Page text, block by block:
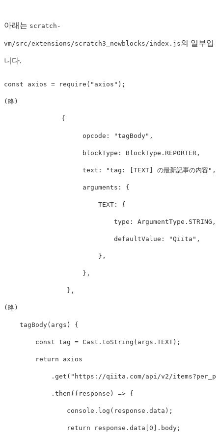
아래는 scratch-
vm/src/extensions/scratch3_newblocks/index.js의 일부입
니다.
const axios = require ( " axios " );
(略 )
{
opcode : "tagBody" ,
blockType : BlockType . REPORTER ,
text : "tag: [TEXT] の最新記事の内容 " ,
arguments : {
TEXT : {
type : ArgumentType . STRING ,
defaultValue : "Qiita " ,
},
},
},
(略 )
tagBody( args ) {
const tag = Cast . toString ( args . TEXT);
return axios
. get ( " https://qiita.com/api/v2/
. then (( response ) => {
console . log ( response . data );
return response . data [0 ]. body ;